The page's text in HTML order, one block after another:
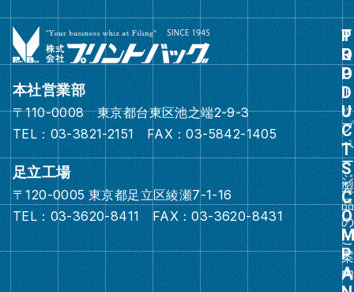
本社営業部
〒110-0008 東京都台東区池之端2-9-3
TEL：03-3821-2151 FAX：03-5842-1405
足立工場
〒120-0005 東京都足立区綾瀬7-1-16
TEL：03-3620-8411 FAX：03-3620-8431
ト
ッ
プ
ペ
ー
ジ
グ
ル
ー
プ
リ
ン
ク
グ
ル
ー
プ
リ
製
品
の
ご
案
内